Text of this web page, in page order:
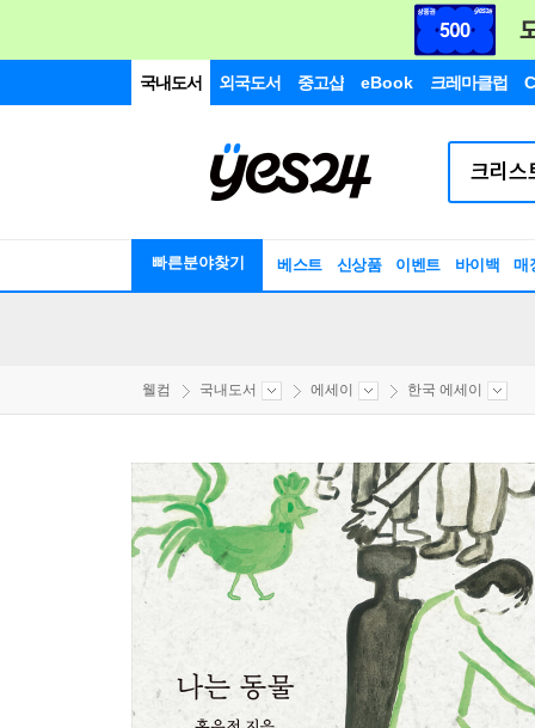
국내도서 외국도서 중고샵 eBook 크레마클럽
빠른분야찾기 베스트 신상품 이벤트 바이백 매
웰컴 국내도서 에세이 한국 에세이